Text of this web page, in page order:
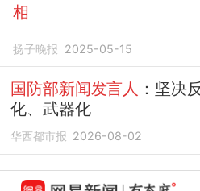
相
扬子晚报 2025-05-15
国防部新闻发言人 ：坚决
化、武器化
华西都市报 2026-08-02